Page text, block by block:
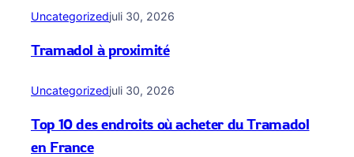
Uncategorizedjuli 30, 2026
Tramadol à proximité
Uncategorizedjuli 30, 2026
Top 10 des endroits où acheter du Tramadol
en France